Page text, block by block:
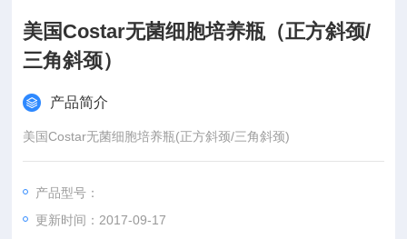
美国Costar无菌细胞培养瓶（正方斜颈/
三角斜颈）
产品简介
美国Costar无菌细胞培养瓶(正方斜颈/三角斜颈)
产品型号：
更新时间：2017-09-17